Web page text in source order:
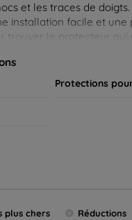
et les traces de
installation facile et
trouver le protecteur qui
Protections
plus chers Réductions